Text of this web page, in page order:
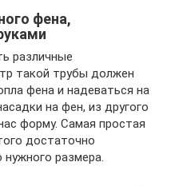
фена,
различные
такой трубы должен
фена и надеваться на
на фен, из другого
форму. Самая простая
достаточно
размера.